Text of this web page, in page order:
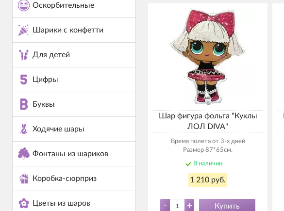
Оскорбительные
Шарики с конфетти
Для детей
Цифры
Буквы
Ходячие шары
Фонтаны из шариков
Коробка-сюрприз
Цветы из шаров
Шар фигура фольга "Куклы
ЛОЛ DIVA"
Время полета от 3-х дней
Размер 87*65см.
В наличии
1 210 руб.
- + Купить